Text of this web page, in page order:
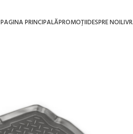
PAGINA PRINCIPALĂPROMOȚIIDESPRE NOI